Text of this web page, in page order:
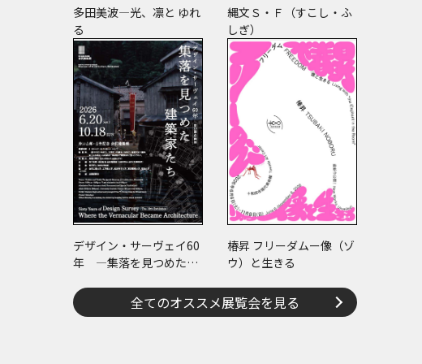
多田美波―光、凛と ゆれ
る
縄文Ｓ・Ｆ（すこし・ふ
しぎ）
デザイン・サーヴェイ60
年 ―集落を見つめた建
椿昇 フリーダムー像（ゾ
ウ）と生きる
全てのオススメ展覧会を見る